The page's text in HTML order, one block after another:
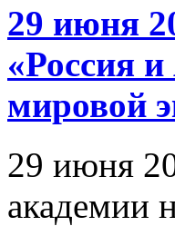
29 июня
«Россия
мировой
29 июня
академии